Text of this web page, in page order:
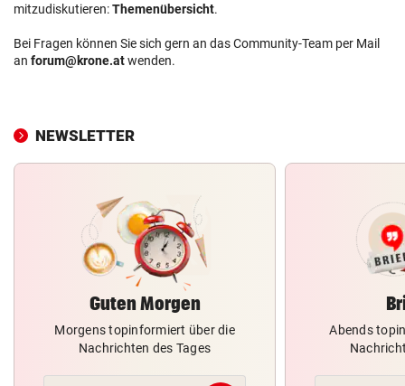
mitzudiskutieren:Themenübersicht.
Bei Fragen können Sie sich gern an das Community-Team per Mail
an forum@krone.atwenden.
NEWSLETTER
Guten Morgen
Morgens topinformiert über die
Nachrichten des Tages
Abends